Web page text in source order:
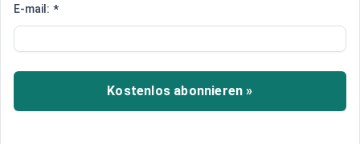
Silberpreis im Fokus:
Industrienachfrage wachsen
Der Silberpreis rückt im aktuellen geopolitischen
Umfeld stärker in den Fokus der Märkte.
E-mail: *
Kostenlos abonnieren »